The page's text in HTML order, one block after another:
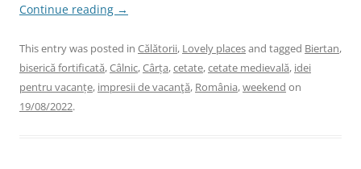
Continue reading →
This entry was posted in Călătorii, Lovely placesand tagged Biertan,
biserică fortificată,Câlnic,Cârța,cetate,cetate medievală, idei
pentru vacanțe, impresii de vacanţă, România,weekend on
19/08/2022.